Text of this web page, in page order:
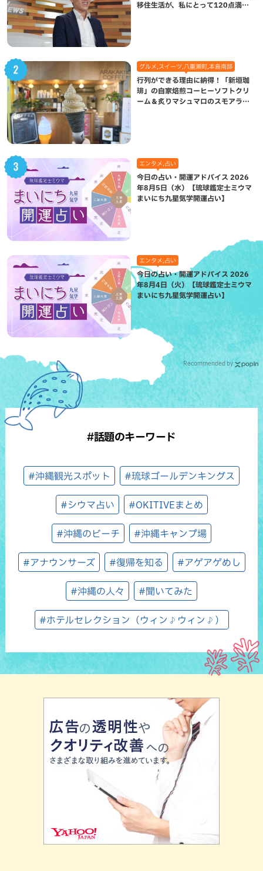
移住生活が、私にとって120点満点
グルメ,スイーツ,八重瀬町,本島南部
行列ができる理由に納得！「新垣珈
琲」の自家焙煎コーヒーソフトクリ
ーム＆炙りマシュマロのスモアラテ
エンタメ,占い
今日の占い・開運アドバイス 2026
年8月5日（水）【琉球鑑定士ミウマ
まいにち九星気学開運占い】
エンタメ,占い
今日の占い・開運アドバイス 2026
年8月4日（火）【琉球鑑定士ミウマ
まいにち九星気学開運占い】
Recommended by
#話題のキーワード
#沖縄観光スポット #琉球ゴールデンキングス
#シウマ占い #OKITIVEまとめ
#沖縄のビーチ #沖縄キャンプ場
#アナウンサーズ #復帰を知る #アゲアゲめし
#沖縄の人々 #聞いてみた
#ホテルセレクション（ウィン♪ウィン♪）